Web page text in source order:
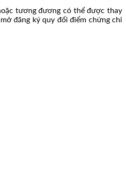
tương đương có thể được thay
đăng ký quy đổi điểm chứng chỉ